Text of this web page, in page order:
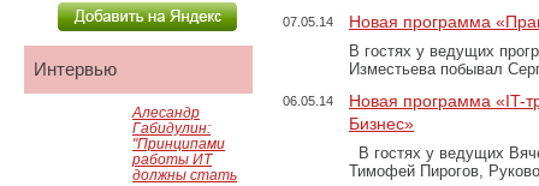
07.05.14 Новая программа
В гостях у ведущих
Изместьева побывал
06.05.14
Новая программа «IT-
Бизнес»
В гостях у ведущих
Тимофей Пирогов,
Интервью
Алесандр
Габидулин:
"Принципами
работы ИТ
должны стать